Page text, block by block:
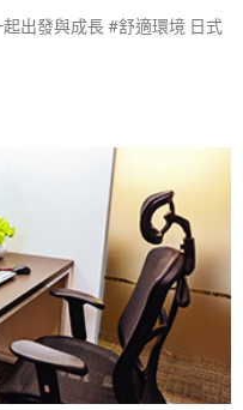
出發與成長 #舒適環境 日式